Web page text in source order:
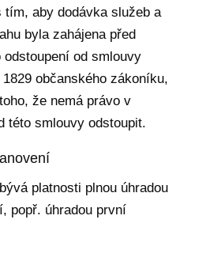
aby dodávka služeb a
byla zahájena před
od smlouvy
občanského zákoníku,
že nemá právo v
této smlouvy odstoupit.
platnosti plnou úhradou
popř. úhradou první